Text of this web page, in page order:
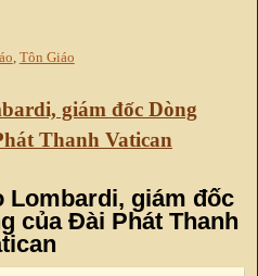
, Tôn Giáo
giám đốc Dòng
Thanh Vatican
Lombardi, giám đốc
của Đài Phát Thanh